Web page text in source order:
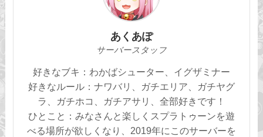
あくあぽ
サーバースタッフ
好きなブキ：わかばシューター、イグザミナー
好きなルール：ナワバリ、ガチエリア、ガチヤグ
ラ、ガチホコ、ガチアサリ、全部好きです！
ひとこと：みなさんと楽しくスプラトゥーンを遊
べる場所が欲しくなり、2019年にこのサーバーを